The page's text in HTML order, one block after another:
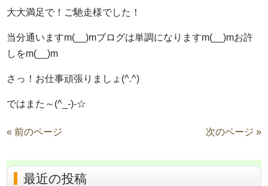
大大満足で！ご馳走様でした！
当分通いますm(__)mブログは単調になりますm(__)mお許
しをm(__)m
さっ！お仕事頑張りましょ(^.^)
ではまた～(^_-)-☆
« 前のページ 次のページ »
最近の投稿